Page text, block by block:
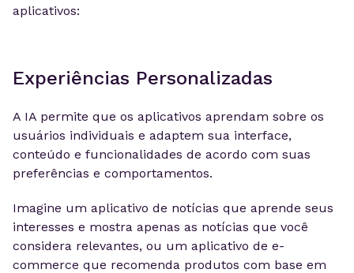
aplicativos:
Experiências Personalizadas
A IA permite que os aplicativos aprendam sobre os
usuários individuais e adaptem sua interface,
conteúdo e funcionalidades de acordo com suas
preferências e comportamentos.
Imagine um aplicativo de notícias que aprende seus
interesses e mostra apenas as notícias que você
considera relevantes, ou um aplicativo de e-
commerce que recomenda produtos com base em